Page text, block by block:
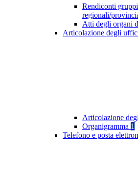
Rendiconti
regionali/
Atti degli organi
Articolazione degli
Articolazione
Organigramma 1
Telefono e posta